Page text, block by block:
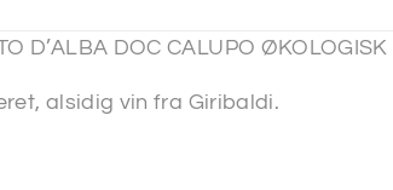
D’ALBA DOC CALUPO ØKOLOGISK
alsidig vin fra Giribaldi.